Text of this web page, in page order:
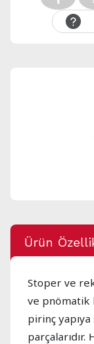
Ürün
Stoper ve
ve pnömatik
pirinç
parçalarıdır.